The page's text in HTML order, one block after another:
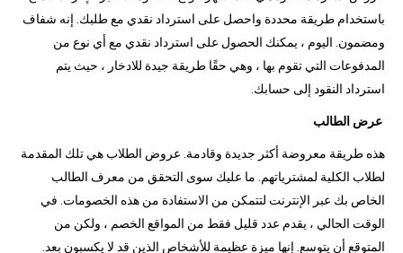
باستخدام طريقة محددة واحصل على استرداد نقدي مع طلبك. إنه شفاف
ومضمون. اليوم ، يمكنك الحصول على استرداد نقدي مع أي نوع من
المدفوعات التي تقوم بها ، وهي حقًا طريقة جيدة للادخار ، حيث يتم
استرداد النقود إلى حسابك.
عرض الطالب
هذه طريقة معروضة أكثر جديدة وقادمة. عروض الطلاب هي تلك المقدمة
لطلاب الكلية لمشترياتهم. ما عليك سوى التحقق من معرف الطالب
الخاص بك عبر الإنترنت لتتمكن من الاستفادة من هذه الخصومات. في
الوقت الحالي ، يقدم عدد قليل فقط من المواقع الخصم ، ولكن من
المتوقع أن يتوسع. إنها ميزة عظيمة للأشخاص الذين قد لا يكسبون بعد.